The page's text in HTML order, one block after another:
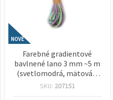
NOVÉ
Farebné gradientové
bavlnené lano 3 mm ~5 m
(svetlomodrá, mätová a
svetlofialová) – ideálne na
SKU: 207151